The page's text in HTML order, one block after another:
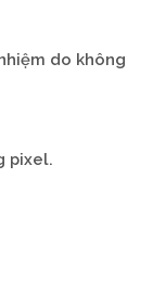
do không
pixel.